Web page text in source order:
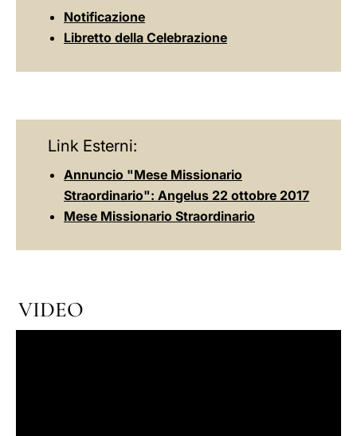
Notificazione
Libretto della Celebrazione
Link Esterni:
Annuncio "Mese Missionario
Straordinario": Angelus 22 ottobre 2017
Mese Missionario Straordinario
VIDEO